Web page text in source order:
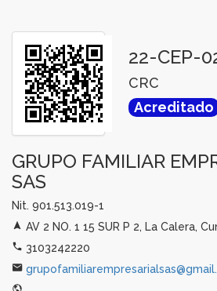
22-CEP-
CRC
Acreditado
GRUPO FAMILIAR
SAS
Nit. 901.513.019-1
AV 2 NO. 1 15 SUR P 2, La Calera,
3103242220